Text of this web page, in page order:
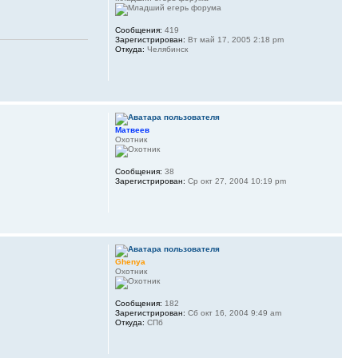
Сообщения: 419
Зарегистрирован: Вт май 17, 2005 2:18 pm
Откуда: Челябинск
Матвеев
Охотник
Сообщения: 38
Зарегистрирован: Ср окт 27, 2004 10:19 pm
Ghenya
Охотник
Сообщения: 182
Зарегистрирован: Сб окт 16, 2004 9:49 am
Откуда: СПб